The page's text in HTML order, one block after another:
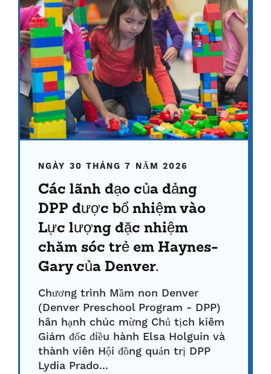
NGÀY 30 THÁNG 7 NĂM 2026
Các lãnh đạo của đảng
DPP được bổ nhiệm vào
Lực lượng đặc nhiệm
chăm sóc trẻ em Haynes-
Gary của Denver.
Chương trình Mầm non Denver
(Denver Preschool Program - DPP)
hân hạnh chúc mừng Chủ tịch kiêm
Giám đốc điều hành Elsa Holguin và
thành viên Hội đồng quản trị DPP
Lydia Prado...